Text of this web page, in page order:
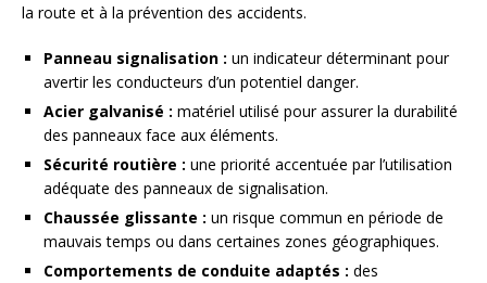
la route et à la prévention des accidents.
Panneau signalisation : un indicateur déterminant pour
avertir les conducteurs d’un potentiel danger.
Acier galvanisé : matériel utilisé pour assurer la durabilité
des panneaux face aux éléments.
Sécurité routière : une priorité accentuée par l’utilisation
adéquate des panneaux de signalisation.
Chaussée glissante : un risque commun en période de
mauvais temps ou dans certaines zones géographiques.
Comportements de conduite adaptés : des